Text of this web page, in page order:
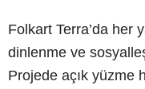
Folkart Terra’da her
dinlenme ve
Projede açık yüzme